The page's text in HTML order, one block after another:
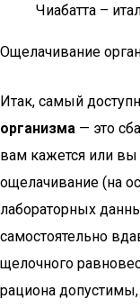
Чиабатта –
Ощелачивание
Итак, самый
организма — это
вам кажется или
ощелачивание (на
лабораторных
самостоятельно
щелочного
рациона